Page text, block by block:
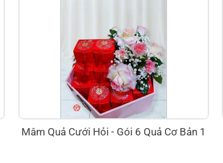
Mâm Quả Cưới Hỏi - Gói 6 Quả Cơ Bản 1